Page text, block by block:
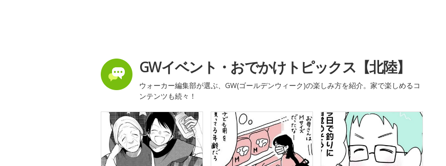
GWイベント・おでかけトピックス【北陸】
ウォーカー編集部が選ぶ、GW(ゴールデンウィーク)の楽しみ方を紹介。家で楽しめるコ
ンテンツも続々！